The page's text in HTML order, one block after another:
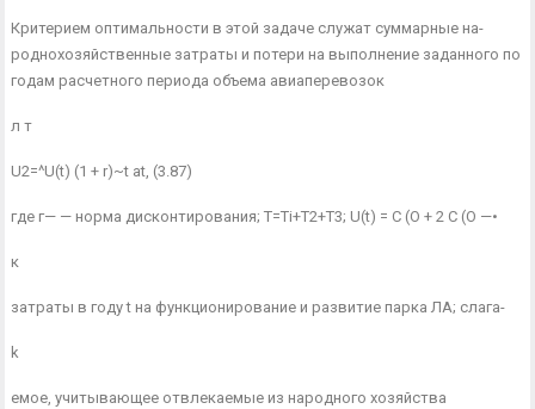
Критерием оптимальности в этой задаче служат суммарные на­
роднохозяйственные затраты и потери на выполнение заданного по
годам расчетного периода объема авиаперевозок
л т
U2=^U(t) (1 + r)~t at, (3.87)
где г— — норма дисконтирования; T=Ti+T2+T3; U(t) = С (О + 2 С (О —•
к
затраты в году t на функционирование и развитие парка ЛА; слага-
k
емое, учитывающее отвлекаемые из народного хозяйства